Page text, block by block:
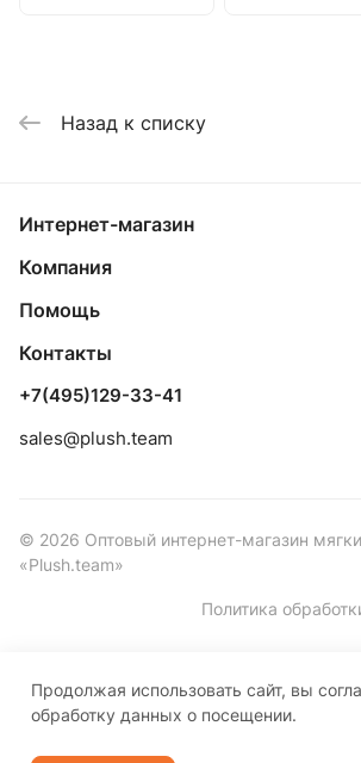
Назад к списку
Интернет-магазин
Компания
Помощь
Контакты
+7(495)129-33-41
sales@plush.team
© 2026 Оптовый интернет-магазин
«Plush.team»
Политика
Продолжая использовать сайт, вы
обработку данных о посещении.